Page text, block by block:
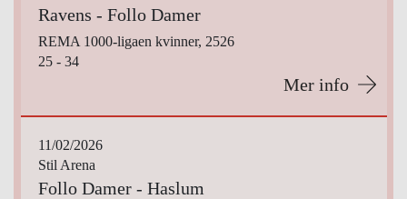
Ravens - Follo Damer
REMA 1000-ligaen kvinner, 2526
25 - 34
Mer info
11/02/2026
Stil Arena
Follo Damer - Haslum